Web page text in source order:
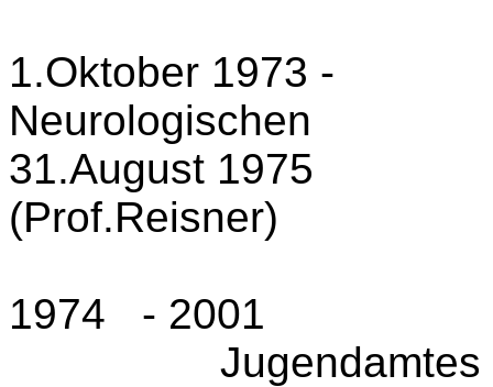
1.Oktober 1973 -
Neurologischen
31.Au­gust 1975
(Prof.Reisner)
1974
- 2001